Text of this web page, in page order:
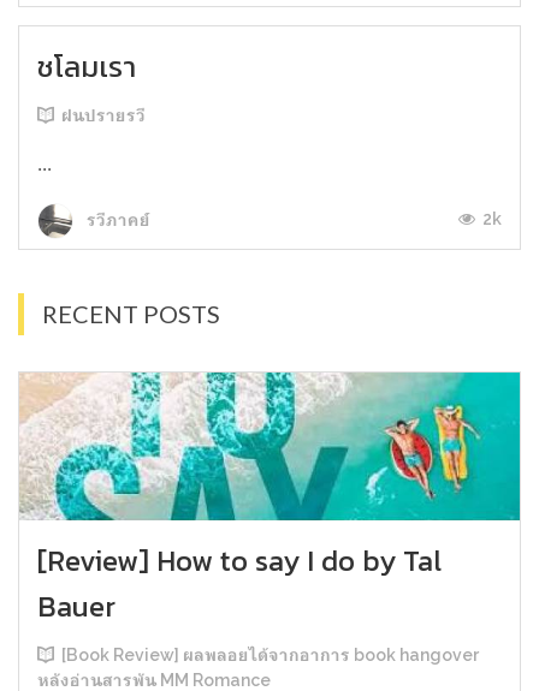
ชโลมเรา
ฝนปรายรวี
...
รวีภาคย์ 2k
RECENT POSTS
[Review] How to say I do by Tal
Bauer
[Book Review] ผลพลอยได้จากอาการ book hangover
หลังอ่านสารพัน MM Romance